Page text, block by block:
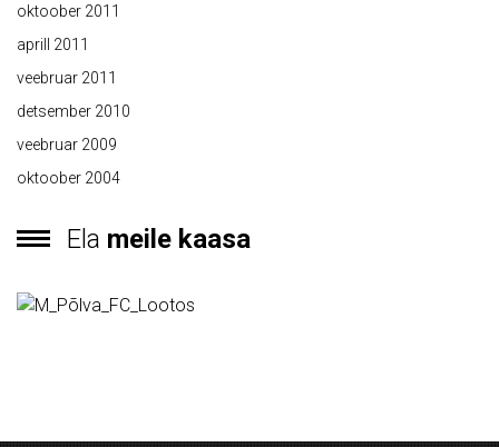
oktoober 2011
aprill 2011
veebruar 2011
detsember 2010
veebruar 2009
oktoober 2004
Ela meile kaasa